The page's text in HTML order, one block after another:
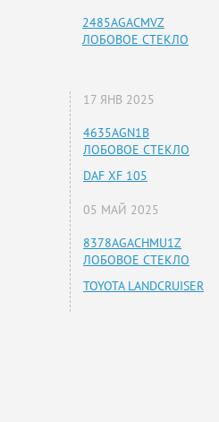
2485AGACMVZ
ЛОБОВОЕ СТЕКЛО
17 ЯНВ 2025
4635AGN1B
ЛОБОВОЕ СТЕКЛО
DAF XF 105
05 МАЙ 2025
8378AGACHMU1Z
ЛОБОВОЕ СТЕКЛО
TOYOTA LANDCRUISER